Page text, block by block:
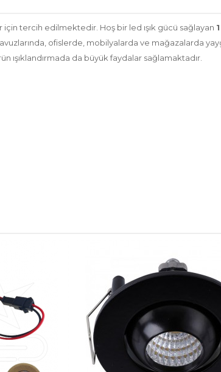
tercih edilmektedir. Hoş bir led ışık gücü sağlayan
ofislerde, mobilyalarda ve mağazalarda
ışıklandırmada da büyük faydalar sağlamaktadır.